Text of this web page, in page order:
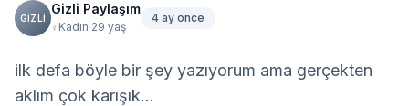
GIZLI
Gizli Paylaşım
♀ Kadın·29 yaş
4 ay önce
ilk defa böyle bir şey yazıyorum ama gerçekten
aklım çok karışık...